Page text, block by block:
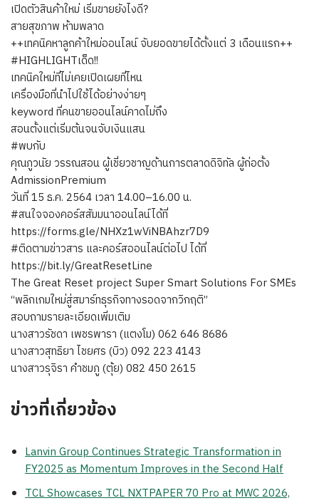
เปิดตัวสินค้าใหม่ เริ่มขายยังไงดี?
สายสุขภาพ ห้ามพลาด
++เทคนิคหาลูกค้าใหม่ออนไลน์ จับยอดขายได้ตั้งแต่ 3 เดือนแรก++
#HIGHLIGHTเด็ด!!
เทคนิคใหม่ที่ไม่เคยเปิดเผยที่ไหน
เครื่องมือที่นำไปใช้ได้อย่างง่ายๆ
keyword ที่คนขายออนไลน์คาดไม่ถึง
สอนตั้งแต่เริ่มต้นจนจับเงินแสน
#พบกับ
คุณภูวนัย วรรณสอน ผู้เชี่ยวชาญด้านการตลาดดิจิทัล ผู้ก่อตั้ง
AdmissionPremium
วันที่ 15 ธ.ค. 2564 เวลา 14.00–16.00 น.
#สนใจจองคอร์สสัมมนาออนไลน์ได้ที่
https://forms.gle/NHXz1wViNBAhzr7D9
#ติดตามข่าวสาร และคอร์สออนไลน์ต่อไป ได้ที่
https://bit.ly/GreatResetLine
The Great Reset project Super Smart Solutions For SMEs
“พลิกเกมใหม่สู่สมาร์ทธุรกิจทางรอดจากวิกฤติ”
สอบถามรายละเอียดเพิ่มเติม
นางสาวรัชดา เพชรพารา (แตงโม) 062 646 8686
นางสาวสุทธิยา ไชยศร (บิว) 092 223 4143
นางสาวรุจิรา คำชมภู (ตุ้ย) 082 450 2615
ข่าวที่เกี่ยวข้อง
Lanvin Group Continues Strategic Transformation in
FY2025 as Momentum Improves in the Second Half
TCL Showcases TCL NXTPAPER 70 Pro at MWC 2026,